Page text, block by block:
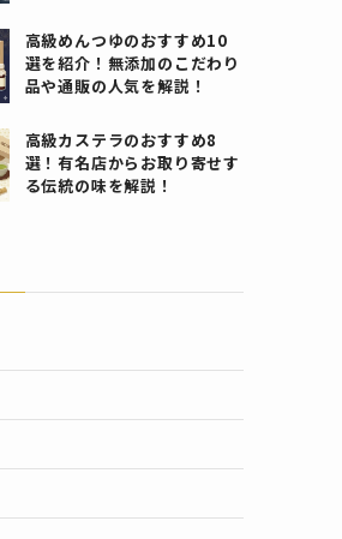
高級めんつゆのおすすめ10
選を紹介！無添加のこだわり
品や通販の人気を解説！
高級カステラのおすすめ8
選！有名店からお取り寄せす
る伝統の味を解説！